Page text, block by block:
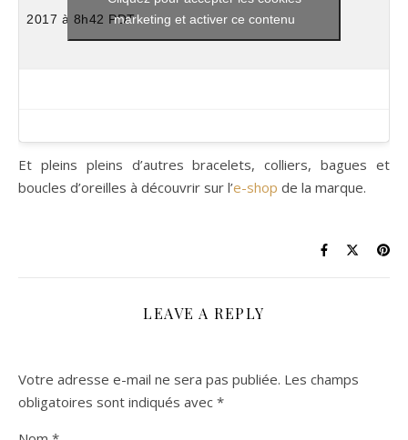
2017 à 8h42 PDTmarketing et activer ce contenu
Et pleins pleins d’autres bracelets, colliers, bagues et
boucles d’oreilles à découvrir sur l’e-shop de la marque.
LEAVE A REPLY
Votre adresse e-mail ne sera pas publiée. Les champs
obligatoires sont indiqués avec *